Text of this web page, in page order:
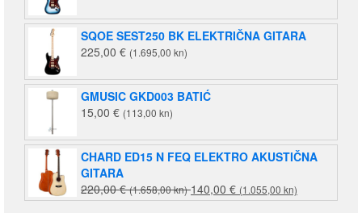
SQOE SEST250 BK ELEKTRIČNA GITARA
225,00 € (1.695,00 kn)
GMUSIC GKD003 BATIĆ
15,00 € (113,00 kn)
CHARD ED15 N FEQ ELEKTRO AKUSTIČNA
GITARA
220,00€ (1.658,00 kn)Izvorna
cijena
140,00 € (1.055,00 kn)
cijena